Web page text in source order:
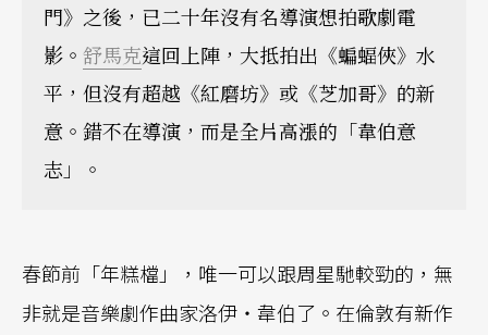
門》之後，已二十年沒有名導演想拍歌劇電
影。 舒馬克這回上陣，大抵拍出《蝙蝠俠》水
平，但沒有超越《紅磨坊》或《芝加哥》的新
意。錯不在導演，而是全片高漲的「韋伯意
志」。
春節前「年糕檔」，唯一可以跟周星馳較勁的，無
非就是音樂劇作曲家洛伊‧韋伯了。在倫敦有新作